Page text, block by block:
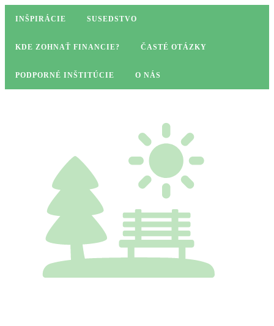
INŠPIRÁCIE SUSEDSTVO
KDE ZOHNAŤ FINANCIE? ČASTÉ OTÁZKY
PODPORNÉ INŠTITÚCIE O NÁS